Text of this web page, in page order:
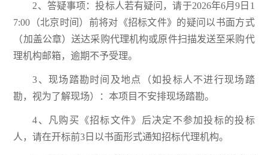
2、答疑事项：投标人若有疑问，请于2026年6月9日1
7:00（北京时间）前将对《招标文件》的疑问以书面方式
（加盖公章）送达采购代理机构或原件扫描发送至采购代
理机构邮箱，逾期不予受理。
3、现场踏勘时间及地点（如投标人不进行现场踏
勘，视为了解现场）：本项目不安排现场踏勘。
4、凡购买《招标文件》后决定不参加投标的投标
人，请在开标前3日以书面形式通知招标代理机构。